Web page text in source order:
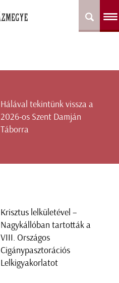
Hálával tekintünk vissza a
2026-os Szent Damján
Táborra
Krisztus lelkületével –
Nagykállóban tartották a
VIII. Országos
Cigánypasztorációs
Lelkigyakorlatot